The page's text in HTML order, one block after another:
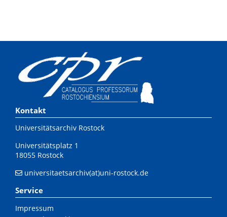
Kontakt
Universitätsarchiv Rostock
Universitätsplatz 1
18055 Rostock
universitaetsarchiv(at)uni-rostock.de
Service
Impressum